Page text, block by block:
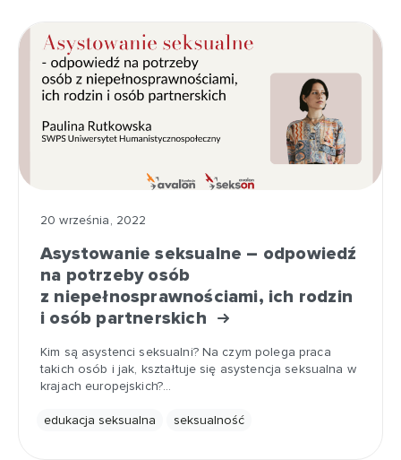
20 września, 2022
Asystowanie seksualne – odpowiedź
na potrzeby osób
z niepełnosprawnościami, ich rodzin
i osób partnerskich
Kim są asystenci seksualni? Na czym polega praca
takich osób i jak, kształtuje się asystencja seksualna w
krajach europejskich?…
edukacja seksualna seksualność